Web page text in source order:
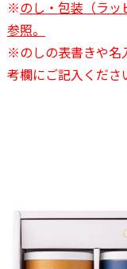
※のし・包装（ラッ
参照。
※のしの表書きや名
考欄にご記入くださ